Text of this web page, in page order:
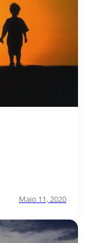
Maio 11, 2020